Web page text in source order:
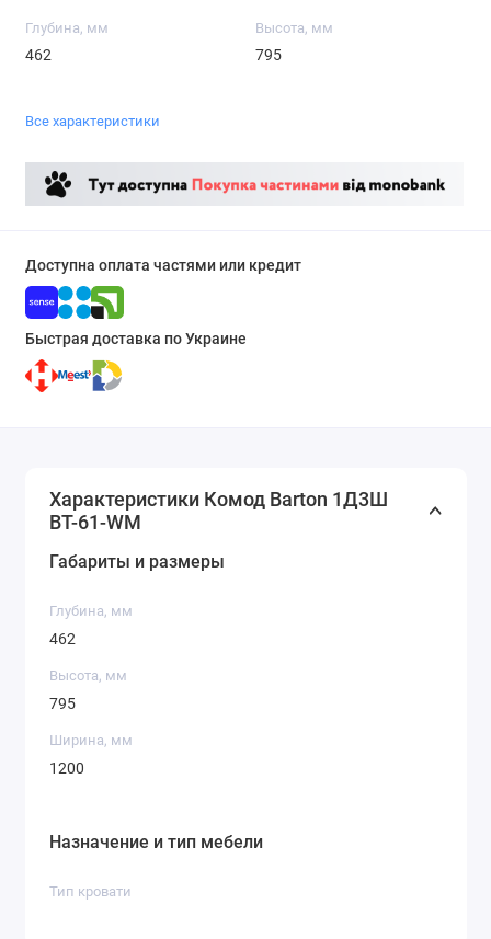
Глубина, мм
462
Высота, мм
795
Все характеристики
Доступна оплата частями или кредит
Быстрая доставка по Украине
Характеристики Комод Barton 1Д3Ш
BT-61-WM
Габариты и размеры
Глубина, мм
462
Высота, мм
795
Ширина, мм
1200
Назначение и тип мебели
Тип кровати